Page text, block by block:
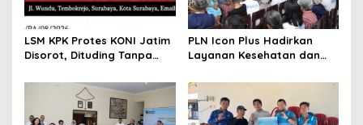
a
t
i
o
n
LSM KPK Protes KONI Jatim
Disorot, Dituding Tanpa
PLN Icon Plus Hadirkan
Layanan Kesehatan dan
di Rumah Belas Kasih